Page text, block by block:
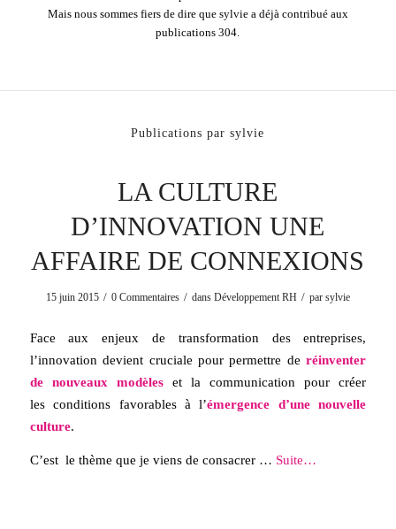
Mais nous sommes fiers de dire que sylviea déjà contribué aux
publications 304.
Publications par sylvie
LA CULTURE
D’INNOVATION UNE
AFFAIRE DE CONNEXIONS
15 juin 2015 / 0 Commentaires / dans Développement RH / par sylvie
Face aux enjeux de transformation des entreprises,
l’innovation devient cruciale pour permettre deréinventer
de nouveaux modèleset la communication pour créer
les conditions favorables à l’émergence d’une nouvelle
culture.
C’est le thème que je viens de consacrer … Suite…